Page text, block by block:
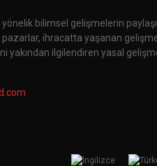
bilimsel gelişmelerin
ihracatta yaşanan
yakından ilgilendiren yasal